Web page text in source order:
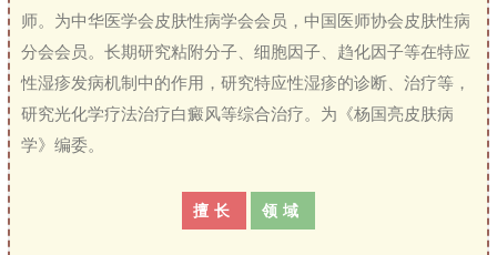
师。为中华医学会皮肤性病学会会员，中国医师协会皮肤性病
分会会员。长期研究粘附分子、细胞因子、趋化因子等在特应
性湿疹发病机制中的作用，研究特应性湿疹的诊断、治疗等，
研究光化学疗法治疗白癜风等综合治疗。为《杨国亮皮肤病
学》编委。
擅长 领域